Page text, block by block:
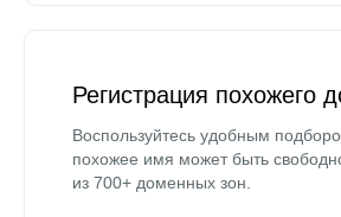
Регистрация похожего
Воспользуйтесь удобным
похожее имя может быть
из 700+ доменных зон.